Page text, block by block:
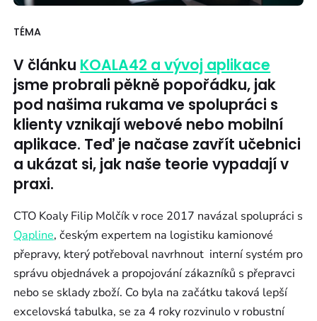
TÉMA
V článku KOALA42 a vývoj aplikace
jsme probrali pěkně popořádku, jak
pod našima rukama ve spolupráci s
klienty vznikají webové nebo mobilní
aplikace. Teď je načase zavřít učebnici
a ukázat si, jak naše teorie vypadají v
praxi.
CTO Koaly Filip Molčík v roce 2017 navázal spolupráci s
Qapline, českým expertem na logistiku kamionové
přepravy, který potřeboval navrhnout interní systém pro
správu objednávek a propojování zákazníků s přepravci
nebo se sklady zboží. Co byla na začátku taková lepší
excelovská tabulka, se za 4 roky rozvinulo v robustní